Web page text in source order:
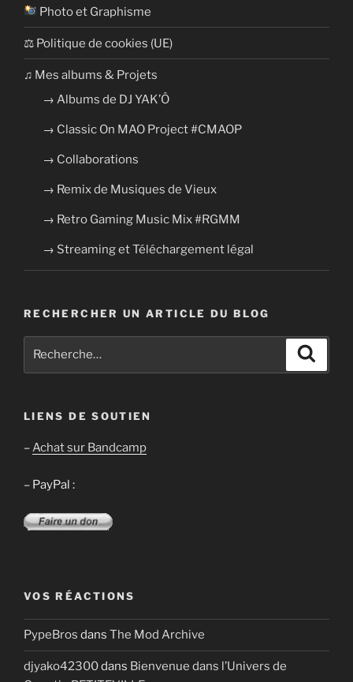
Photo et Graphisme
⚖ Politique de cookies (UE)
​​♫ Mes albums & Projets
→ Albums de DJ YAK’Ô
→ Classic On MAO Project #CMAOP
→ Collaborations
→ Remix de Musiques de Vieux
→ Retro Gaming Music Mix #RGMM
→ Streaming et Téléchargement légal
RECHERCHER UN ARTICLE DU BLOG
LIENS DE SOUTIEN
–Achat sur Bandcamp
– PayPal :
VOS RÉACTIONS
PypeBros dans The Mod Archive
djyako42300dans Bienvenue dans l’Univers de